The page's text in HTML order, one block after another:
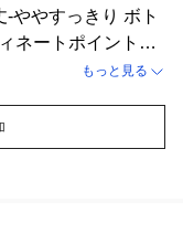
-ややすっきり ボト
ルコーデです。
もっと見る